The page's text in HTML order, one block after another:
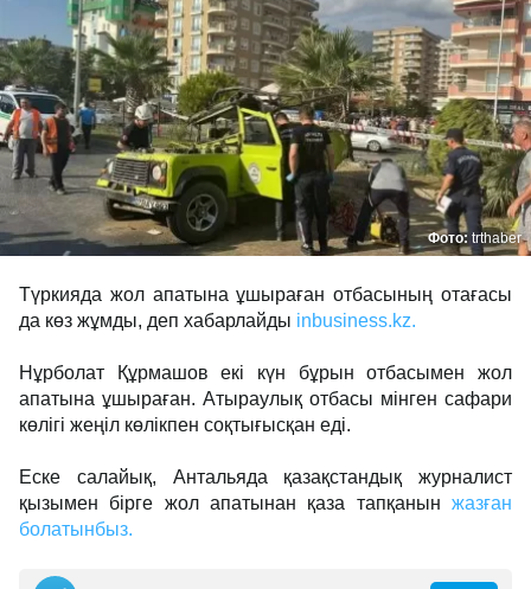
Фото: trthaber
Түркияда жол апатына ұшыраған отбасының отағасы
да көз жұмды, деп хабарлайды inbusiness.kz.
Нұрболат Құрмашов екі күн бұрын отбасымен жол
апатына ұшыраған. Атыраулық отбасы мінген сафари
көлігі жеңіл көлікпен соқтығысқан еді.
Еске салайық, Антальяда қазақстандық журналист
қызымен бірге жол апатынан қаза тапқанын жазған
болатынбыз.